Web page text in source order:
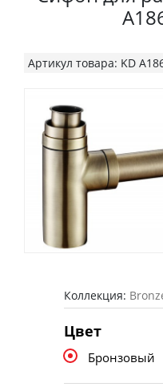
Артикул товара: KD
Коллекция:
Цвет
Бронзовый